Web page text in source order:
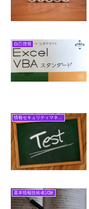
自己啓発
基本情報技術者試験